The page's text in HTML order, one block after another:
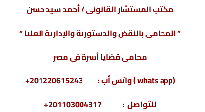
مكتب المستشار القانونى / أحمد سيد حسن
” المحامى بالنقض والدستورية والإدارية العليا “
محامى قضايا أسرة فى مصر
(whats app ) واتس أب : 201220615243+
للتواصل : 201103004317+